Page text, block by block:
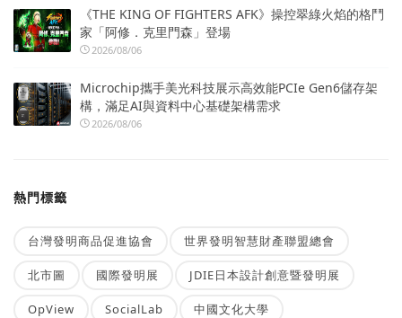
《THE KING OF FIGHTERS AFK》操控翠綠火焰的格鬥
家「阿修．克里門森」登場
2026/08/06
Microchip攜手美光科技展示高效能PCIe Gen6儲存架
構，滿足AI與資料中心基礎架構需求
2026/08/06
熱門標籤
台灣發明商品促進協會 世界發明智慧財產聯盟總會
北市圖 國際發明展 JDIE日本設計創意暨發明展
OpView SocialLab 中國文化大學